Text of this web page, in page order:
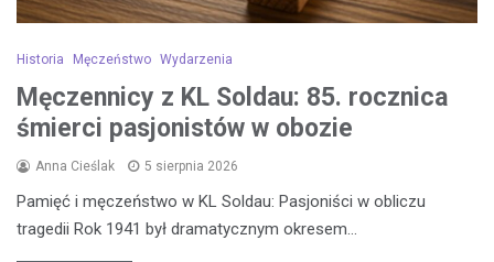
Historia Męczeństwo Wydarzenia
Męczennicy z KL Soldau: 85. rocznica
śmierci pasjonistów w obozie
Anna Cieślak 5 sierpnia 2026
Pamięć i męczeństwo w KL Soldau: Pasjoniści w obliczu
tragedii Rok 1941 był dramatycznym okresem…